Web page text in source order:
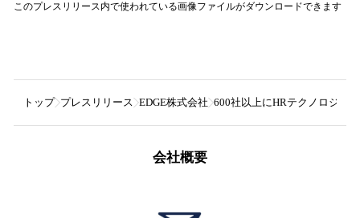
このプレスリリース内で使われている画像ファイルがダウンロードできます
トップ プレスリリース EDGE株式会社 600社以上にHRテクノロジー
会社概要